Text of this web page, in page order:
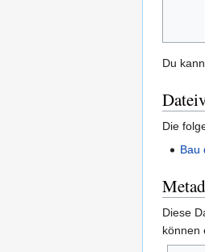
Du
Die
Bau
Diese
können